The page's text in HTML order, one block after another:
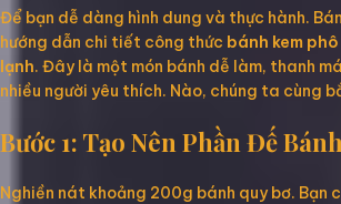
Để bạn dễ dàng hình dung và thực hành.
hướng dẫn chi tiết công thức bánh kem
lạnh. Đây là một món bánh dễ làm, thanh
nhiều người yêu thích. Nào, chúng ta cùng
Bước 1: Tạo Nên Phần Đế
Nghiền nát khoảng 200g bánh quy bơ. Bạn